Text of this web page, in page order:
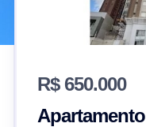
R$ 650.000
Apartamento